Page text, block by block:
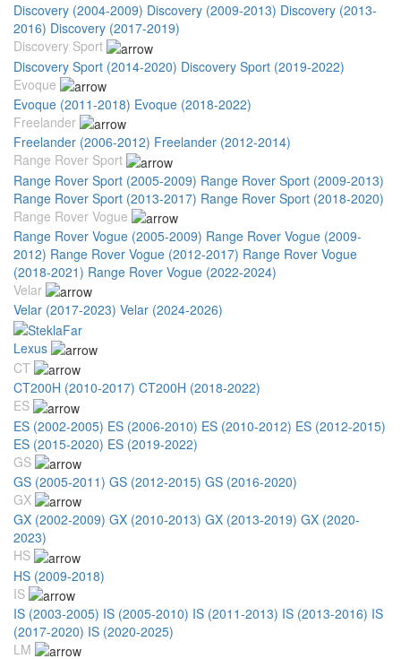
Discovery (2004-2009) Discovery (2009-2013) Discovery (2013-
2016) Discovery (2017-2019)
Discovery Sport
Discovery Sport (2014-2020) Discovery Sport (2019-2022)
Evoque
Evoque (2011-2018) Evoque (2018-2022)
Freelander
Freelander (2006-2012) Freelander (2012-2014)
Range Rover Sport
Range Rover Sport (2005-2009) Range Rover Sport (2009-2013)
Range Rover Sport (2013-2017) Range Rover Sport (2018-2020)
Range Rover Vogue
Range Rover Vogue (2005-2009) Range Rover Vogue (2009-
2012) Range Rover Vogue (2012-2017) Range Rover Vogue
(2018-2021) Range Rover Vogue (2022-2024)
Velar
Velar (2017-2023) Velar (2024-2026)
Lexus
CT
CT200H (2010-2017) CT200H (2018-2022)
ES
ES (2002-2005) ES (2006-2010) ES (2010-2012) ES (2012-2015)
ES (2015-2020) ES (2019-2022)
GS
GS (2005-2011) GS (2012-2015) GS (2016-2020)
GX
GX (2002-2009) GX (2010-2013) GX (2013-2019) GX (2020-
2023)
HS
HS (2009-2018)
IS
IS (2003-2005) IS (2005-2010) IS (2011-2013) IS (2013-2016) IS
(2017-2020) IS (2020-2025)
LM